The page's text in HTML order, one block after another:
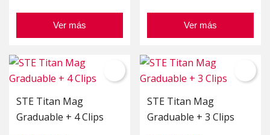
Ver más Ver más
STE Titan Mag
Graduable + 4 Clips
STE Titan Mag
Graduable + 3 Clips